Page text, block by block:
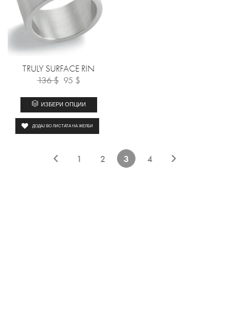
TRULY SURFACE RIN
136$ 95 $
ИЗБЕРИ ОПЦИИ
ДОДАЈ ВО ЛИСТАТА НА ЖЕЛБИ
1 2 3 4